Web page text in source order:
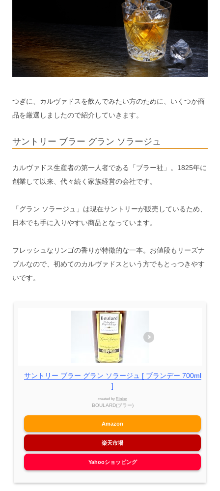
つぎに、カルヴァドスを飲んでみたい方のために、いくつか商
品を厳選しましたので紹介していきます。
サントリー ブラー グラン ソラージュ
カルヴァドス生産者の第一人者である「ブラー社」。1825年に
創業して以来、代々続く家族経営の会社です。
「グラン ソラージュ」は現在サントリーが販売しているため、
日本でも手に入りやすい商品となっています。
フレッシュなリンゴの香りが特徴的な一本。お値段もリーズナ
ブルなので、初めてのカルヴァドスという方でもとっつきやす
いです。
サントリー ブラー グラン ソラージュ [ ブランデー 700ml
]
created by Rinker
BOULARD(ブラー)
Amazon
楽天市場
Yahooショッピング